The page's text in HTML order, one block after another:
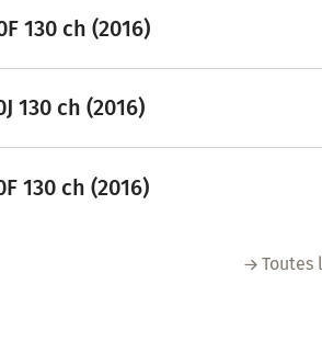
130 ch (2016)
130 ch (2016)
130 ch (2016)
Toutes